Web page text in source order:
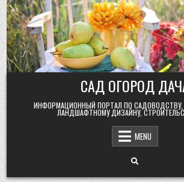
Skip
to
content
САД ОГОРОД
ИНФОРМАЦИОННЫЙ ПОРТАЛ ПО САДОВОДСТВУ,
ЛАНДШАФТНОМУ ДИЗАЙНУ,
MENU